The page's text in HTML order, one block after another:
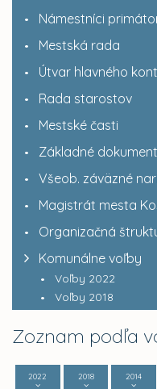
Námestníci
Mestská rada
Útvar hlavného
Rada starostov
Mestské časti
Základné
Všeob. záväzné
Magistrát mesta
Organizačná
Komunálne voľby
Voľby 2022
Voľby 2018
Zoznam podľa
2022
2018
2014